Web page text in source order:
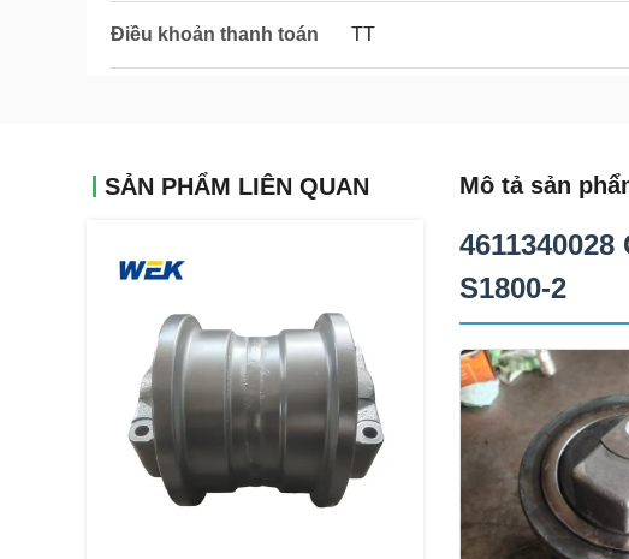
Điều khoản thanh toán TT
SẢN PHẨM LIÊN QUAN Mô tả sản
S1800-2